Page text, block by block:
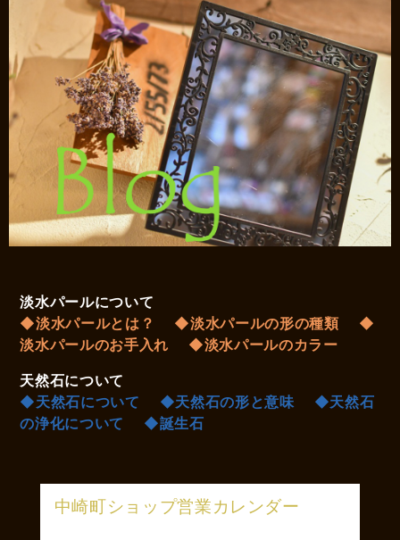
淡水パールについて
◆淡水パールとは？
◆淡水パールの形の種類
◆
淡水パールのお手入れ
◆淡水パールのカラー
天然石について
◆天然石について
◆天然石の形と意味
◆天然石
の浄化について
◆誕生石
中崎町ショップ営業カレンダー